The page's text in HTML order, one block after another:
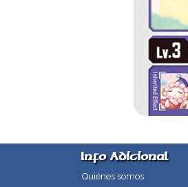
Info Adicional
Quiénes somos